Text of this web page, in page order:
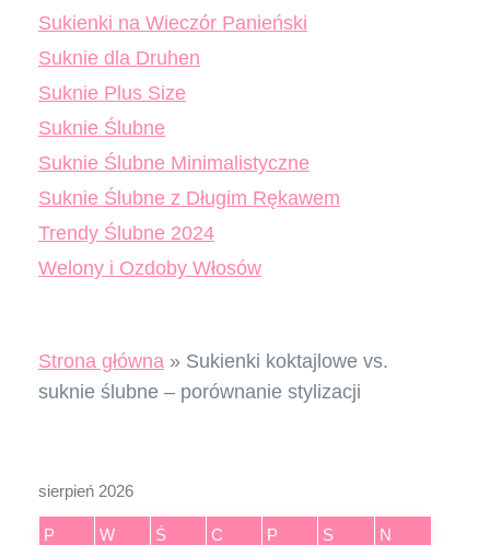
Sukienki na Wieczór Panieński
Suknie dla Druhen
Suknie Plus Size
Suknie Ślubne
Suknie Ślubne Minimalistyczne
Suknie Ślubne z Długim Rękawem
Trendy Ślubne 2024
Welony i Ozdoby Włosów
Strona główna » Sukienki koktajlowe vs.
suknie ślubne – porównanie stylizacji
sierpień 2026
P W Ś C P S N